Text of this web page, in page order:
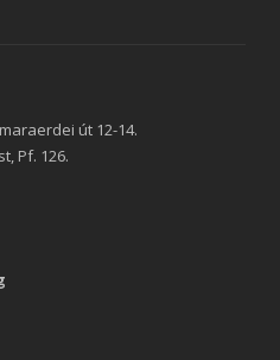
út 12-14.
Pf. 126.